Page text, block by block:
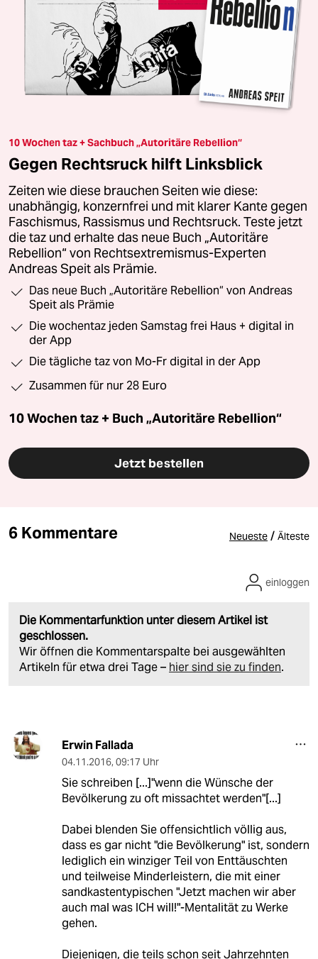
10 Wochen taz + Sachbuch „Autoritäre Rebellion“
Gegen Rechtsruck hilft Linksblick
Zeiten wie diese brauchen Seiten wie diese:
unabhängig, konzernfrei und mit klarer Kante gegen
Faschismus, Rassismus und Rechtsruck. Teste jetzt
die taz und erhalte das neue Buch „Autoritäre
Rebellion“ von Rechtsextremismus-Experten
Andreas Speit als Prämie.
Das neue Buch „Autoritäre Rebellion“ von Andreas
Speit als Prämie
Die wochentaz jeden Samstag frei Haus + digital in
der App
Die tägliche taz von Mo-Fr digital in der App
Zusammen für nur 28 Euro
10 Wochen taz + Buch „Autoritäre Rebellion“
Jetzt bestellen
6 Kommentare Neueste / Älteste
Die Kommentarfunktion unter diesem Artikel ist
geschlossen.
Wir öffnen die Kommentarspalte bei ausgewählten
Artikeln für etwa drei Tage – hier sind sie zu finden.
einloggen
Erwin Fallada
04.11.2016, 09:17 Uhr
Sie schreiben [...]"wenn die Wünsche der
Bevölkerung zu oft missachtet werden"[...]
Dabei blenden Sie offensichtlich völlig aus,
dass es gar nicht "die Bevölkerung" ist, sondern
lediglich ein winziger Teil von Enttäuschten
und teilweise Minderleistern, die mit einer
sandkastentypischen "Jetzt machen wir aber
auch mal was ICH will!"-Mentalität zu Werke
gehen.
Diejenigen, die teils schon seit Jahrzehnten